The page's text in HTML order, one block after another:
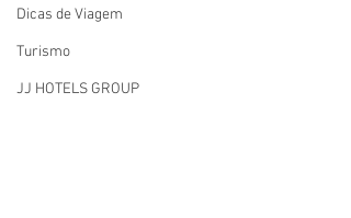
Dicas de Viagem
Turismo
JJ HOTELS GROUP